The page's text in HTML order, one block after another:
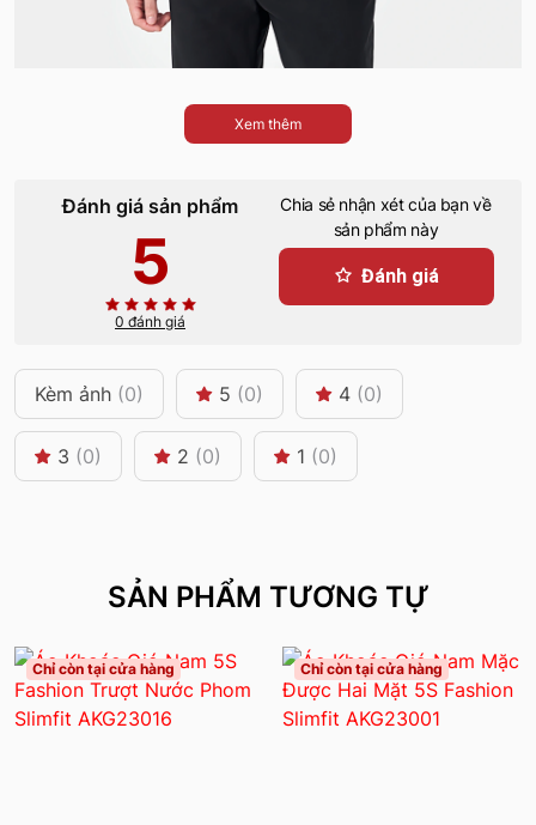
Xem thêm
Đánh giá sản phẩm
5
0 đánh giá
Chia sẻ nhận xét của bạn về
sản phẩm này
Đánh giá
Kèm ảnh (0) 5 (0) 4 (0)
3 (0) 2 (0) 1 (0)
SẢN PHẨM TƯƠNG TỰ
Chỉ còn tại cửa hàng Chỉ còn tại cửa hàng